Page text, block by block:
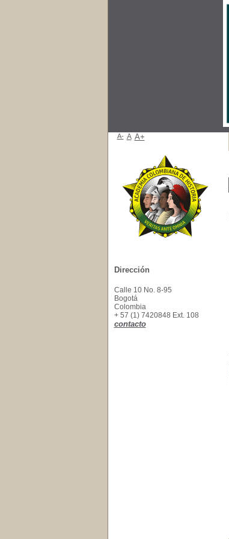
A- A A+
Dirección
Calle 10 No. 8-95
Bogotá
Colombia
+ 57 (1) 7420848 Ext. 108
contacto